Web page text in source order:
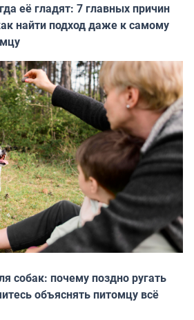
её гладят: 7 главных причин
найти подход даже к самому
собак: почему поздно ругать
объяснять питомцу всё